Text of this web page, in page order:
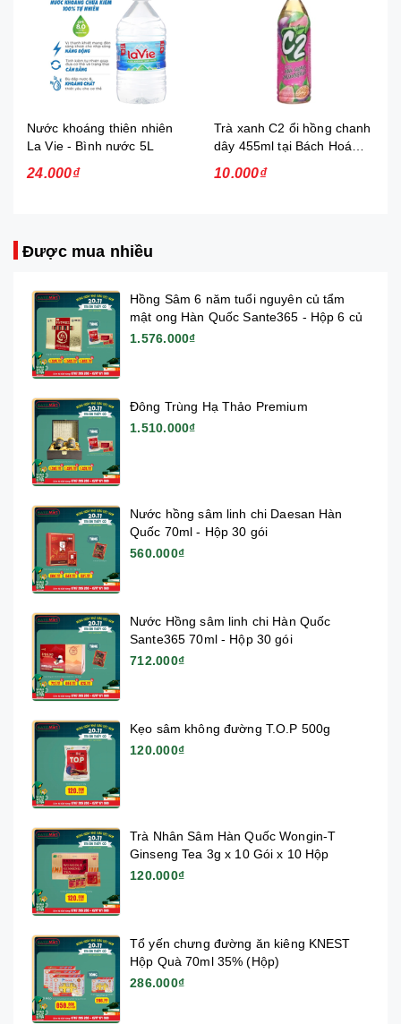
Nước khoáng thiên nhiên
La Vie - Bình nước 5L
24.000₫
Trà xanh C2 ổi hồng chanh
dây 455ml tại Bách Hoá
10.000₫
Được mua nhiều
Hồng Sâm 6 năm tuổi nguyên củ tẩm
mật ong Hàn Quốc Sante365 - Hộp 6 củ
1.576.000₫
Đông Trùng Hạ Thảo Premium
1.510.000₫
Nước hồng sâm linh chi Daesan Hàn
Quốc 70ml - Hộp 30 gói
560.000₫
Nước Hồng sâm linh chi Hàn Quốc
Sante365 70ml - Hộp 30 gói
712.000₫
Kẹo sâm không đường T.O.P 500g
120.000₫
Trà Nhân Sâm Hàn Quốc Wongin-T
Ginseng Tea 3g x 10 Gói x 10 Hộp
120.000₫
Tổ yến chưng đường ăn kiêng KNEST
Hộp Quà 70ml 35% (Hộp)
286.000₫